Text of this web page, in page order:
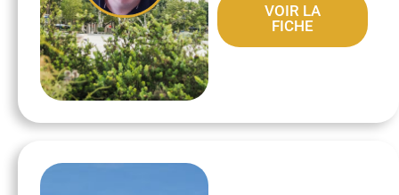
VOIR LA
FICHE